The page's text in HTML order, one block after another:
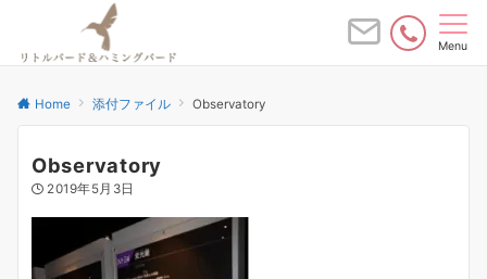
Menu
Home 添付ファイル Observatory
Observatory
2019年5月3日